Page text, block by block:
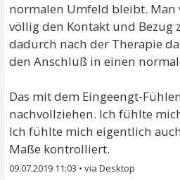
normalen Umfeld bleibt. Man
völlig den Kontakt und Bezug
dadurch nach der Therapie
den Anschluß in einen
Das mit dem Eingeengt-
nachvollziehen. Ich fühlte
Ich fühlte mich eigentlich
Maße kontrolliert.
09.07.2019 11:03 •